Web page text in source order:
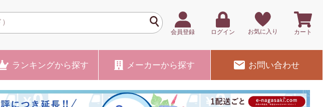
会員登録 ログイン お気に入り カート
ランキングから探す メーカーから探す お問い合わせ